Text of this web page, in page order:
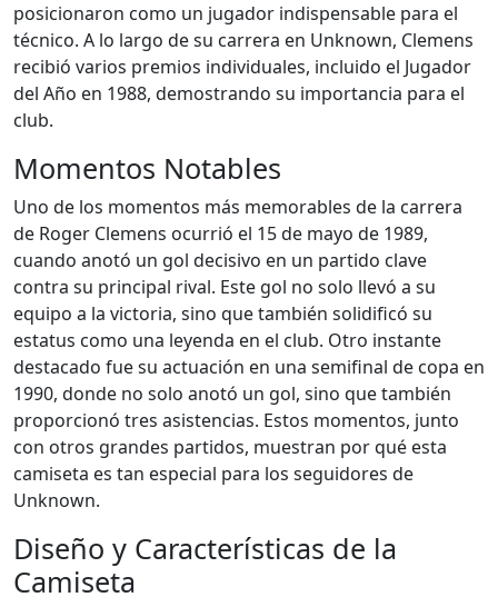
posicionaron como un jugador indispensable para el
técnico. A lo largo de su carrera en Unknown, Clemens
recibió varios premios individuales, incluido el Jugador
del Año en 1988, demostrando su importancia para el
club.
Momentos Notables
Uno de los momentos más memorables de la carrera
de Roger Clemens ocurrió el 15 de mayo de 1989,
cuando anotó un gol decisivo en un partido clave
contra su principal rival. Este gol no solo llevó a su
equipo a la victoria, sino que también solidificó su
estatus como una leyenda en el club. Otro instante
destacado fue su actuación en una semifinal de copa en
1990, donde no solo anotó un gol, sino que también
proporcionó tres asistencias. Estos momentos, junto
con otros grandes partidos, muestran por qué esta
camiseta es tan especial para los seguidores de
Unknown.
Diseño y Características de la
Camiseta